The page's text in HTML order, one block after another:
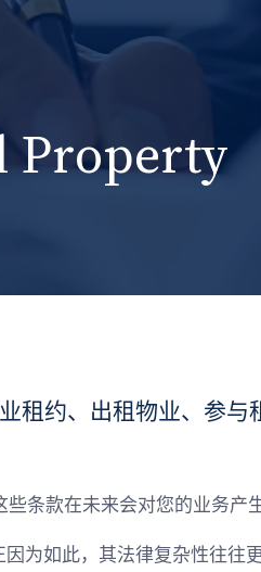
Property
租约、出租物业、参与
条款在未来会对您的业务产
为如此，其法律复杂性往往